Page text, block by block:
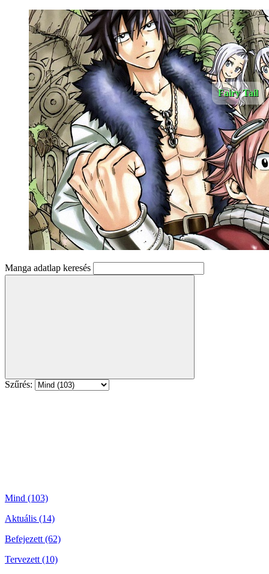
Fairy Tail
Manga adatlap keresés
Szűrés:
Mind (103)
Aktuális (14)
Befejezett (62)
Tervezett (10)